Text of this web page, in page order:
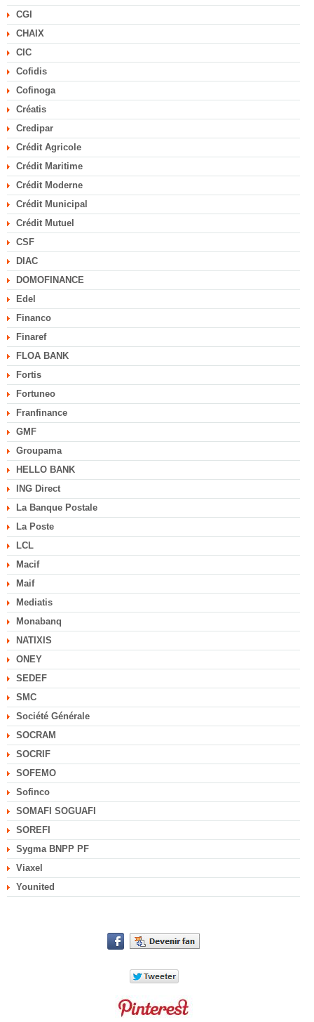
CGI
CHAIX
CIC
Cofidis
Cofinoga
Créatis
Credipar
Crédit Agricole
Crédit Maritime
Crédit Moderne
Crédit Municipal
Crédit Mutuel
CSF
DIAC
DOMOFINANCE
Edel
Financo
Finaref
FLOA BANK
Fortis
Fortuneo
Franfinance
GMF
Groupama
HELLO BANK
ING Direct
La Banque Postale
La Poste
LCL
Macif
Maif
Mediatis
Monabanq
NATIXIS
ONEY
SEDEF
SMC
Société Générale
SOCRAM
SOCRIF
SOFEMO
Sofinco
SOMAFI SOGUAFI
SOREFI
Sygma BNPP PF
Viaxel
Younited